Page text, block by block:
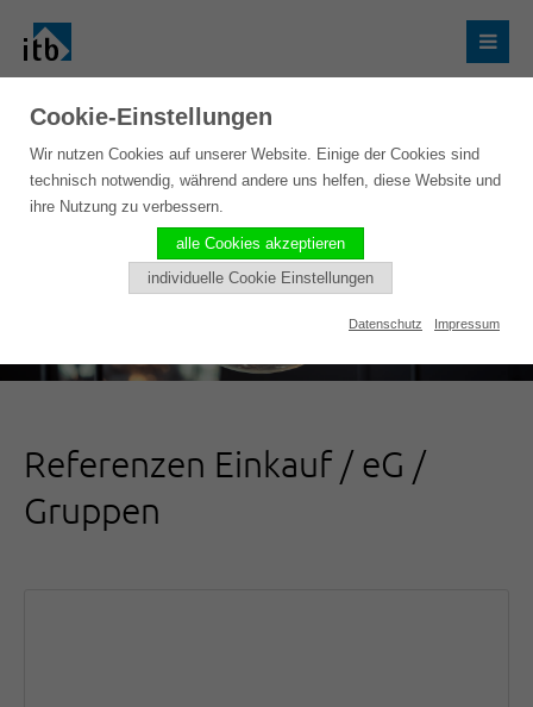
Referenzen Einkauf / eG /
Gruppen
Cookie-Einstellungen
Wir nutzen Cookies auf unserer Website. Einige der Cookies sind
technisch notwendig, während andere uns helfen, diese Website und
ihre Nutzung zu verbessern.
alle Cookies akzeptieren
individuelle Cookie Einstellungen
Datenschutz Impressum